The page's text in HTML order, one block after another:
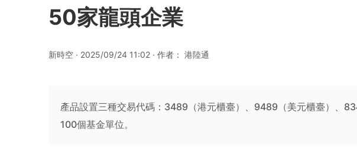
50家龍頭企業
新時空 · 2025/09/24 11:02 · 作者： 港陸通
產品設置三種交易代碼：3489（港元櫃臺）、9489（美元櫃臺）、
100個基金單位。